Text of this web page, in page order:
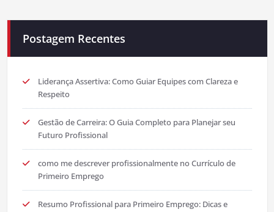
Postagem Recentes
Liderança Assertiva: Como Guiar Equipes com Clareza e
Respeito
Gestão de Carreira: O Guia Completo para Planejar seu
Futuro Profissional
como me descrever profissionalmente no Currículo de
Primeiro Emprego
Resumo Profissional para Primeiro Emprego: Dicas e